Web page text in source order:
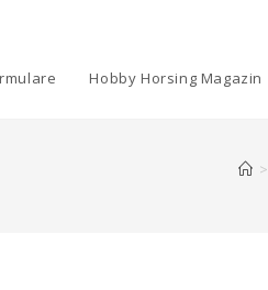
Hobby Horsing Magazin
>